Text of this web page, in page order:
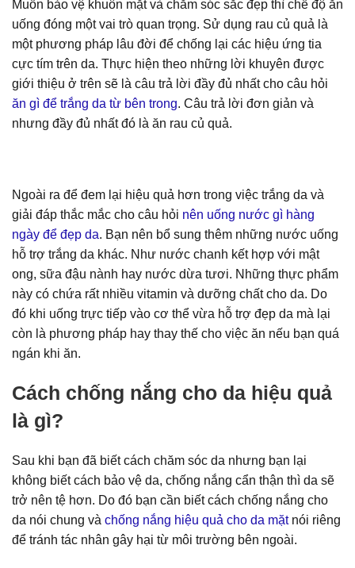
Muốn bảo vệ khuôn mặt và chăm sóc sắc đẹp thì chế độ ăn
uống đóng một vai trò quan trọng. Sử dụng rau củ quả là
một phương pháp lâu đời để chống lại các hiệu ứng tia
cực tím trên da. Thực hiện theo những lời khuyên được
giới thiệu ở trên sẽ là câu trả lời đầy đủ nhất cho câu hỏi
ăn gì để trắng da từ bên trong. Câu trả lời đơn giản và
nhưng đầy đủ nhất đó là ăn rau củ quả.
Ngoài ra để đem lại hiệu quả hơn trong việc trắng da và
giải đáp thắc mắc cho câu hỏi nên uống nước gì hàng
ngày để đẹp da. Bạn nên bổ sung thêm những nước uống
hỗ trợ trắng da khác. Như nước chanh kết hợp với mật
ong, sữa đậu nành hay nước dừa tươi. Những thực phẩm
này có chứa rất nhiều vitamin và dưỡng chất cho da. Do
đó khi uống trực tiếp vào cơ thể vừa hỗ trợ đẹp da mà lại
còn là phương pháp hay thay thế cho việc ăn nếu bạn quá
ngán khi ăn.
Cách chống nắng cho da hiệu quả
là gì?
Sau khi bạn đã biết cách chăm sóc da nhưng bạn lại
không biết cách bảo vệ da, chống nắng cẩn thận thì da sẽ
trở nên tệ hơn. Do đó bạn cần biết cách chống nắng cho
da nói chung và chống nắng hiệu quả cho da mặtnói riêng
để tránh tác nhân gây hại từ môi trường bên ngoài.